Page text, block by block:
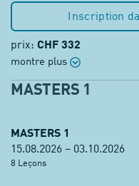
Inscription
prix: CHF 332
montre plus
MASTERS 1
MASTERS 1
15.08.2026 – 03.10.2026
8 Leçons